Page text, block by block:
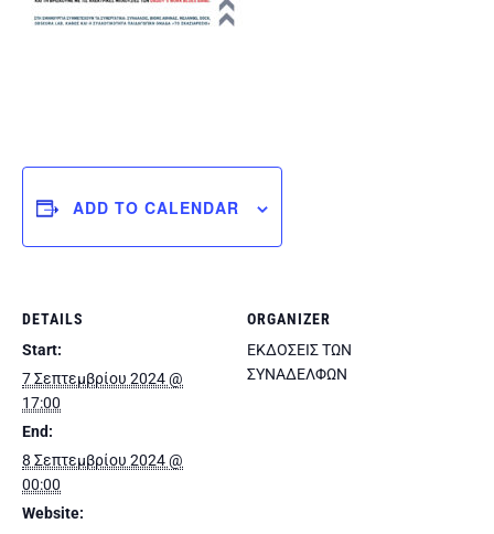
ADD TO CALENDAR
DETAILS
Start:
7 Σεπτεμβρίου 2024 @
17:00
End:
8 Σεπτεμβρίου 2024 @
00:00
Website:
ORGANIZER
ΕΚΔΟΣΕΙΣ ΤΩΝ
ΣΥΝΑΔΕΛΦΩΝ